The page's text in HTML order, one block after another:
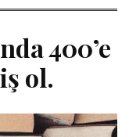
400’e
ol.